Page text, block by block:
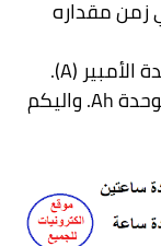
زمن مقداره
الأمبير (A
).
Ah. واليكم